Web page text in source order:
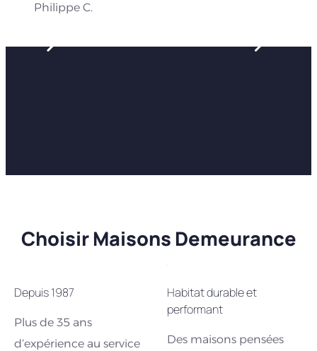
Philippe C.
Choisir Maisons Demeurance
Depuis 1987
Plus de 35 ans
d’expérience au service
Habitat durable et
performant
Des maisons pensées